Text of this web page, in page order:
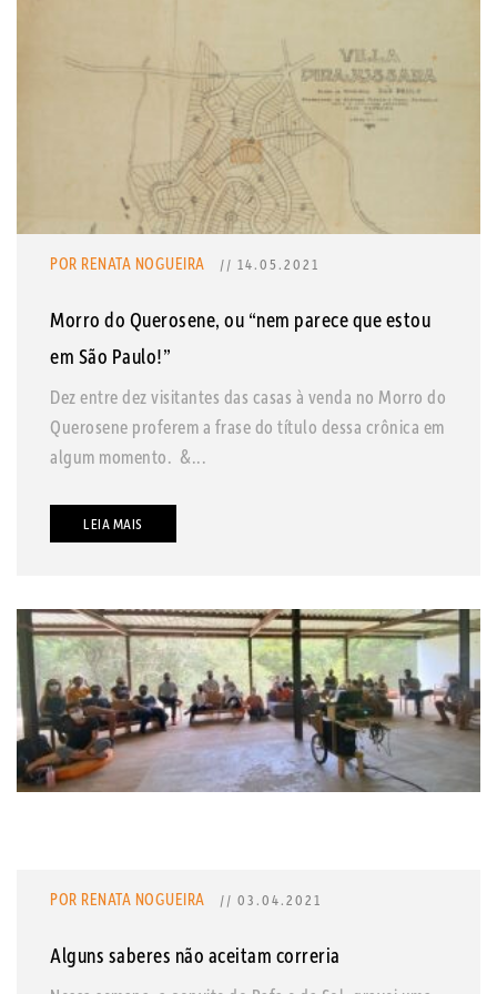
POR RENATA NOGUEIRA // 14.05.2021
Morro do Querosene, ou “nem parece que estou
em São Paulo!”
Dez entre dez visitantes das casas à venda no Morro do
Querosene proferem a frase do título dessa crônica em
algum momento. &...
LEIA MAIS
POR RENATA NOGUEIRA // 03.04.2021
Alguns saberes não aceitam correria